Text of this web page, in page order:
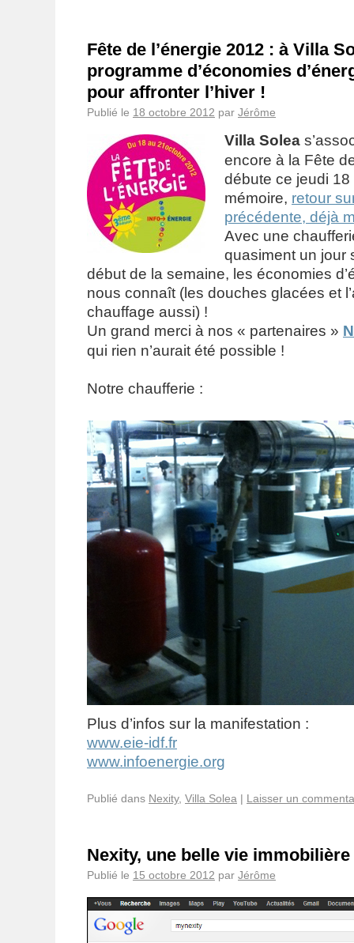
Fête de l’énergie 2012 : à Villa
programme d’économies
pour affronter l’hiver !
Publié le 18 octobre 2012 par Jérôme
Villa Solea
encore à la Fête
débute ce jeudi
mémoire, retour
précédente, déjà
Avec une
quasiment un jour
début de la semaine, les économies
nous connaît (les douches glacées et
chauffage aussi) !
Un grand merci à nos « partenaires »
qui rien n’aurait été possible !
Notre chaufferie :
Plus d’infos sur la manifestation :
www.eie-idf.fr
www.infoenergie.org
Publié dans Nexity, Villa Solea | Laisser un
Nexity, une belle vie immobilière
Publié le 15 octobre 2012 par Jérôme